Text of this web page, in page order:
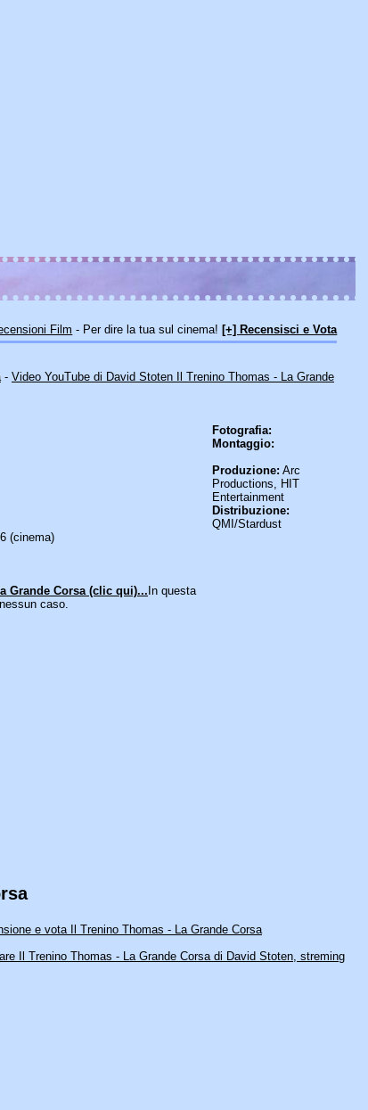
Film - Per dire la tua sul cinema! [+] Recensisci e Vota
- Video YouTube di David Stoten Il Trenino Thomas - La Grande
(cinema)
Grande Corsa (clic qui)... In questa
caso.
Fotografia:
Montaggio:
Produzione: Arc
Productions, HIT
Entertainment
Distribuzione:
QMI/Stardust
e vota Il Trenino Thomas - La Grande Corsa
Il Trenino Thomas - La Grande Corsa di David Stoten, streming